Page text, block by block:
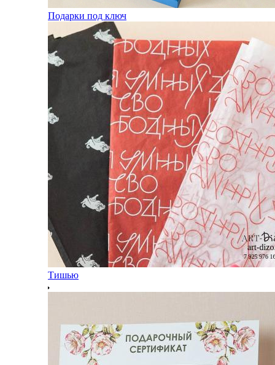
Подарки под ключ
Тишью